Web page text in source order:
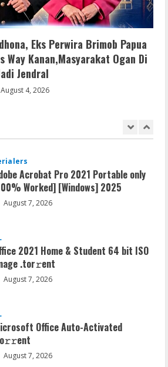
Eks Perwira Brimob Papua
Way Kanan,Masyarakat Ogan Di
Jendral
August 4, 2026
Studio Portable + License Key
August 7, 2026
Panjang Picu Kebakaran di
Acrobat Pro 2021 Portable only
Worked] [Windows] 2025
August 7, 2026
2021 Home & Student 64 bit ISO
.tоr𝚛еnt
August 7, 2026
Office Auto-Activated
August 7, 2026